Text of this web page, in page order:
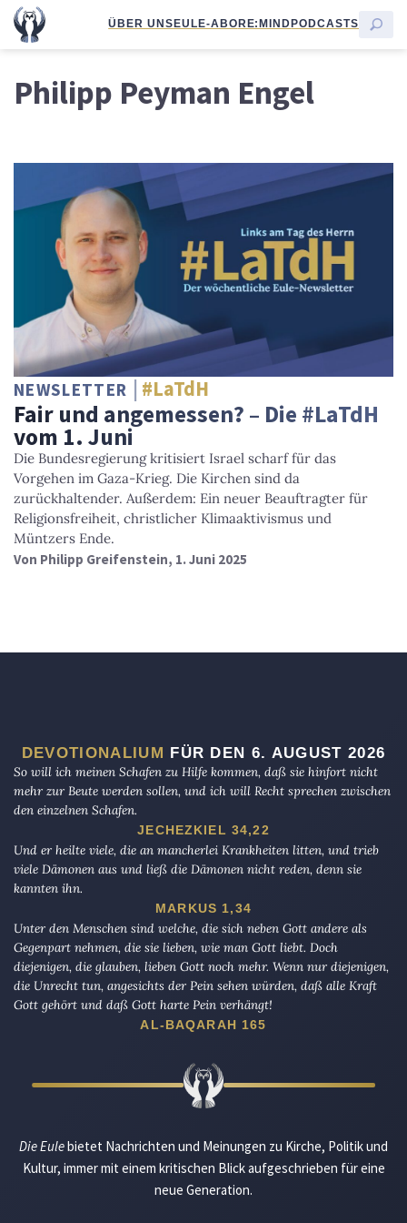
ÜBER UNSEULE-ABORE:MINDPODCASTS
Philipp Peyman Engel
NEWSLETTER #LaTdH
Fair und angemessen? – Die #LaTdH
vom 1. Juni
Die Bundesregierung kritisiert Israel scharf für das
Vorgehen im Gaza-Krieg. Die Kirchen sind da
zurückhaltender. Außerdem: Ein neuer Beauftragter für
Religionsfreiheit, christlicher Klimaaktivismus und
Müntzers Ende.
Von Philipp Greifenstein, 1. Juni 2025
DEVOTIONALIUM FÜR DEN 6. AUGUST 2026
So will ich meinen Schafen zu Hilfe kommen, daß sie hinfort nicht
mehr zur Beute werden sollen, und ich will Recht sprechen zwischen
den einzelnen Schafen.
JECHEZKIEL 34,22
Und er heilte viele, die an mancherlei Krankheiten litten, und trieb
viele Dämonen aus und ließ die Dämonen nicht reden, denn sie
kannten ihn.
MARKUS 1,34
Unter den Menschen sind welche, die sich neben Gott andere als
Gegenpart nehmen, die sie lieben, wie man Gott liebt. Doch
diejenigen, die glauben, lieben Gott noch mehr. Wenn nur diejenigen,
die Unrecht tun, angesichts der Pein sehen würden, daß alle Kraft
Gott gehört und daß Gott harte Pein verhängt!
AL-BAQARAH 165
Die Eulebietet Nachrichten und Meinungen zu Kirche, Politik und
Kultur, immer mit einem kritischen Blick aufgeschrieben für eine
neue Generation.